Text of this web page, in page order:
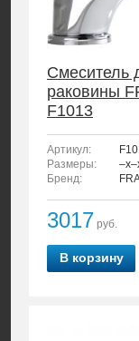
Смеситель
раковины
F1013
Артикул:
Размеры:
Бренд:
3017 руб.
В корзину